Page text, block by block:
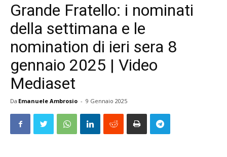
Grande Fratello: i nominati
della settimana e le
nomination di ieri sera 8
gennaio 2025 | Video
Mediaset
Da Emanuele Ambrosio - 9 Gennaio 2025